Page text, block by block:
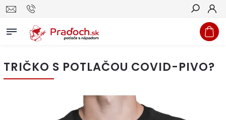
Hľadať
TRIČKO S POTLAČOU COVID-PIVO?